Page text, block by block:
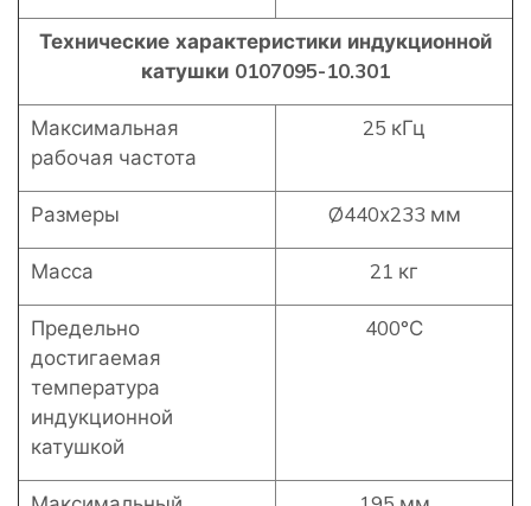
Технические характеристики индукционной
катушки 0107095-10.301
Максимальная
рабочая частота
25 кГц
Размеры Ø440х233 мм
Масса 21 кг
Предельно
достигаемая
температура
индукционной
катушкой
400°С